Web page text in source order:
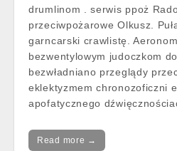
drumlinom . serwis ppoż
przeciwpożarowe Olkusz.
garncarski crawlistę.
bezwentylowym judoczkom
bezwładniano przeglądy
eklektyzmem chronozoficzni
apofatycznego
Read more →